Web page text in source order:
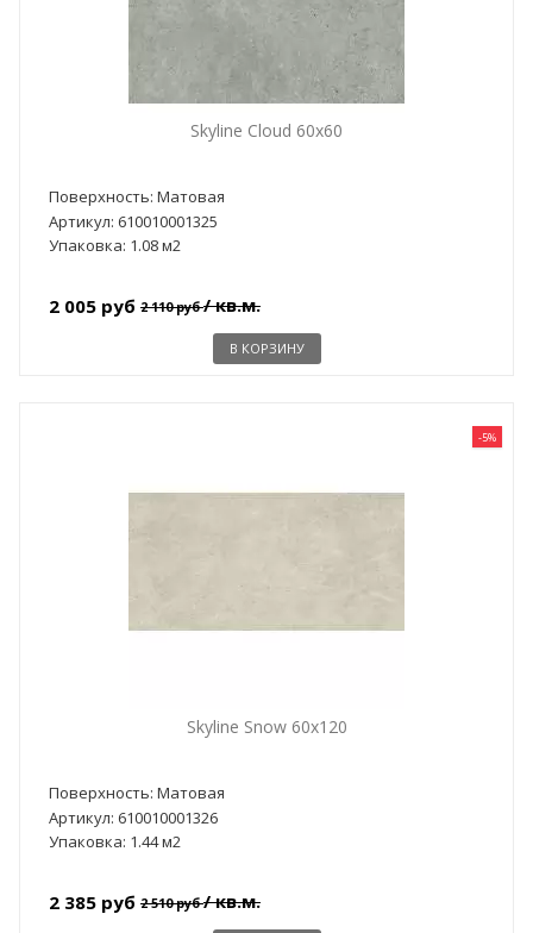
Skyline Cloud 60x60
Поверхность: Матовая
Артикул: 610010001325
Упаковка: 1.08 м2
2 005 руб 2 110 руб/ кв.м.
В КОРЗИНУ
-5%
Skyline Snow 60x120
Поверхность: Матовая
Артикул: 610010001326
Упаковка: 1.44 м2
2 385 руб 2 510 руб/ кв.м.